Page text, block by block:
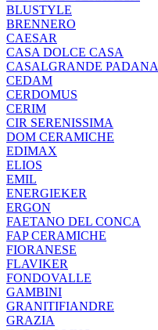
BLUSTYLE
BRENNERO
CAESAR
CASA DOLCE CASA
CASALGRANDE PADANA
CEDAM
CERDOMUS
CERIM
CIR SERENISSIMA
DOM CERAMICHE
EDIMAX
ELIOS
EMIL
ENERGIEKER
ERGON
FAETANO DEL CONCA
FAP CERAMICHE
FIORANESE
FLAVIKER
FONDOVALLE
GAMBINI
GRANITIFIANDRE
GRAZIA